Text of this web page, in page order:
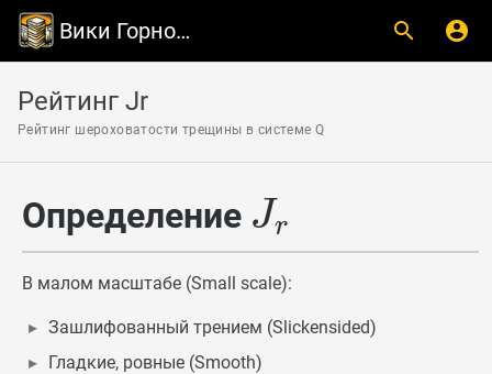
Вики Горной Геомеханики
Рейтинг Jr
Рейтинг шероховатости трещины в системе Q
Определение Jr
Jr
В малом масштабе (Small scale):
Зашлифованный трением (Slickensided)
Гладкие, ровные (Smooth)